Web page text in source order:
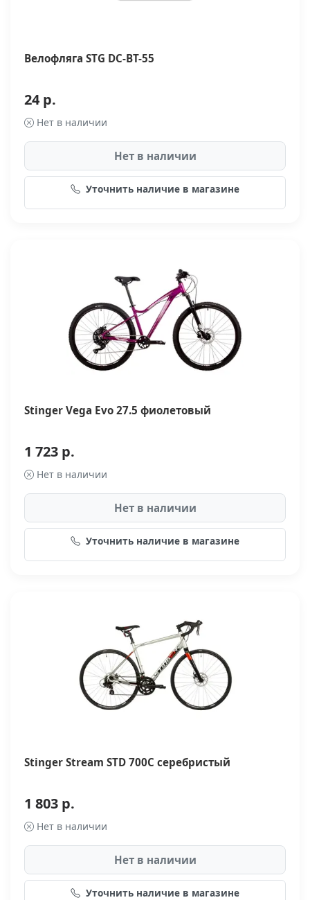
Велофляга STG DC-BT-55
24 р.
Нет в наличии
Нет в наличии
Уточнить наличие в магазине
Stinger Vega Evo 27.5 фиолетовый
1 723 р.
Нет в наличии
Нет в наличии
Уточнить наличие в магазине
Stinger Stream STD 700C серебристый
1 803 р.
Нет в наличии
Нет в наличии
Уточнить наличие в магазине